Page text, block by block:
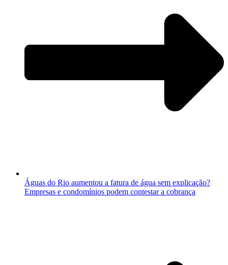
Águas do Rio aumentou a fatura de água sem explicação?
Empresas e condomínios podem contestar a cobrança